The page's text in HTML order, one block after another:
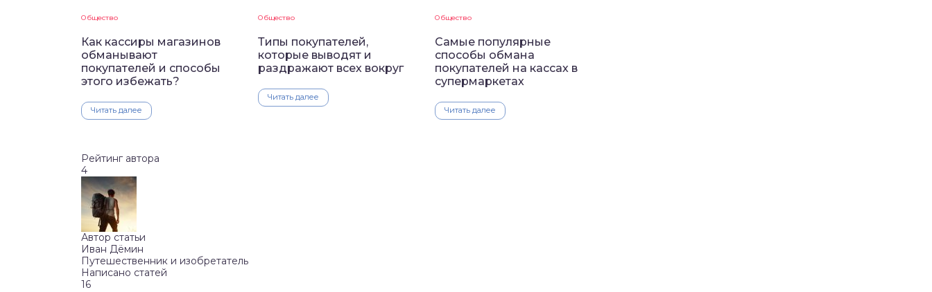
Общество
Как кассиры магазинов
обманывают
покупателей и способы
этого избежать?
Читать далее
Общество
Типы покупателей,
которые выводят и
раздражают всех вокруг
Читать далее
Общество
Самые популярные
способы обмана
покупателей на кассах в
супермаркетах
Читать далее
Рейтинг автора
4
Автор статьи
Иван Дёмин
Путешественник и изобретатель
Написано статей
16